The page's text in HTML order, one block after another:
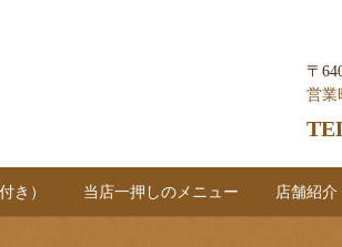
〒
営業
き） 当店一押しのメニュー 店舗紹介